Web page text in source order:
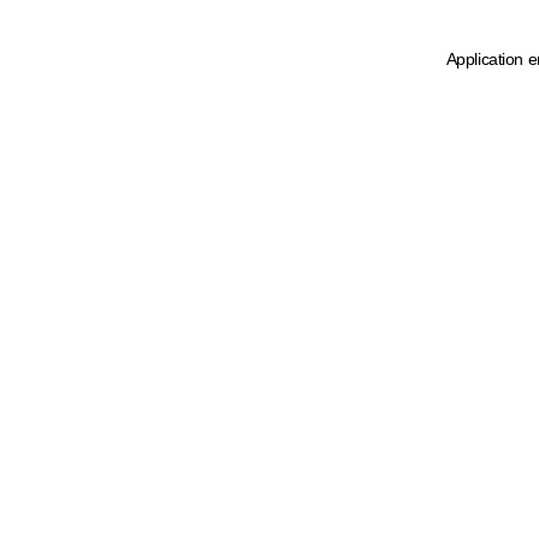
Application